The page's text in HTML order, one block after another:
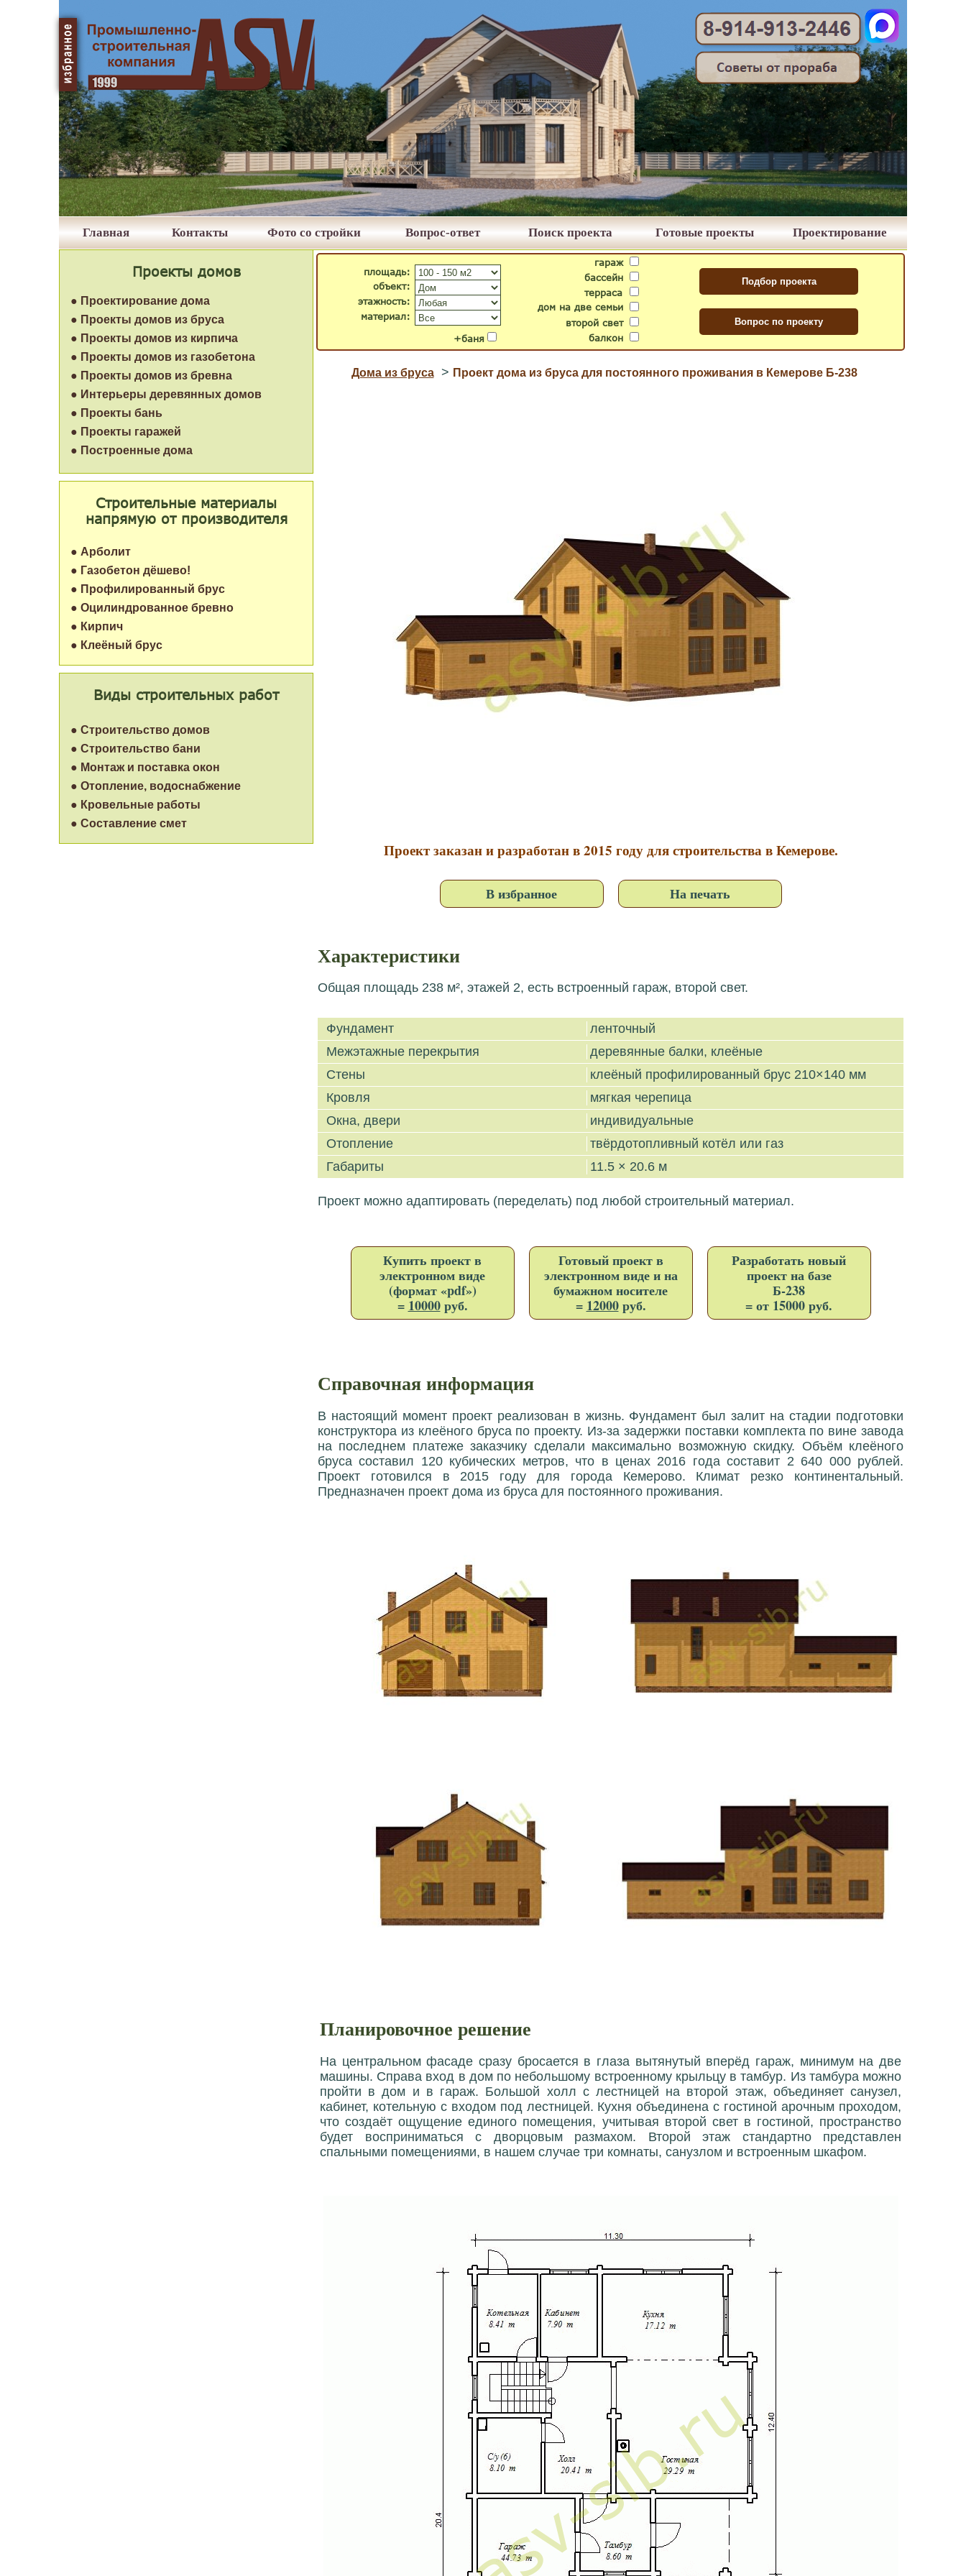
Проектирование
Главная Фото со стройки
Контакты Вопрос-ответ Поиск проекта Готовые проекты
Проекты домов
● Проектирование дома
● Проекты домов из бруса
● Проекты домов из кирпича
● Проекты домов из газобетона
● Проекты домов из бревна
● Интерьеры деревянных домов
● Проекты бань
● Проекты гаражей
● Построенные дома
Виды строительных работ
● Строительство домов
● Строительство бани
● Монтаж и поставка окон
● Отопление, водоснабжение
● Кровельные работы
● Составление смет
Строительные материалы
напрямую от производителя
● Арболит
● Газобетон дёшево!
● Профилированный брус
● Оцилиндрованное бревно
● Кирпич
● Клеёный брус
гараж
бассейн
второй свет
дом на две семьи
терраса
балкон
+баня
объект:
материал:
площадь:
этажность:
Дома из бруса > Проект дома из бруса для постоянного проживания в Кемерове Б-238
Проект заказан и разработан в 2015 году для строительства в Кемерове.
В избранное На печать
Характеристики
Общая площадь 238 м², этажей 2, есть встроенный гараж, второй свет.
Фундамент
ленточный
Межэтажные перекрытия
деревянные балки, клеёные
Стены
клеёный профилированный брус 210×140 мм
Кровля
мягкая черепица
Окна, двери
индивидуальные
Отопление
твёрдотопливный котёл или газ
Габариты
11.5 × 20.6 м
Проект можно адаптировать (переделать) под любой строительный материал.
Купить проект в
электронном виде
(формат «pdf»)
= 10000руб.
Готовый проект в
электронном виде и на
бумажном носителе
= 12000руб.
Разработать новый
проект на базе
Б-238
= от 15000 руб.
Справочная информация
В настоящий момент проект реализован в жизнь. Фундамент был залит на стадии подготовки
конструктора из клеёного бруса по проекту. Из-за задержки поставки комплекта по вине завода
на последнем платеже заказчику сделали максимально возможную скидку. Объём клеёного
бруса составил 120 кубических метров, что в ценах 2016 года составит 2 640 000 рублей.
Проект готовился в 2015 году для города Кемерово. Климат резко континентальный.
Предназначен проект дома из бруса для постоянного проживания.
Планировочное решение
На центральном фасаде сразу бросается в глаза вытянутый вперёд гараж, минимум на две
машины. Справа вход в дом по небольшому встроенному крыльцу в тамбур. Из тамбура можно
пройти в дом и в гараж. Большой холл с лестницей на второй этаж, объединяет санузел,
кабинет, котельную с входом под лестницей. Кухня объединена с гостиной арочным проходом,
что создаёт ощущение единого помещения, учитывая второй свет в гостиной, пространство
будет восприниматься с дворцовым размахом. Второй этаж стандартно представлен
спальными помещениями, в нашем случае три комнаты, санузлом и встроенным шкафом.